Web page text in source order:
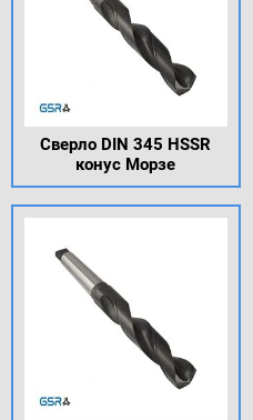
Сверло DIN 345 HSSR
конус Морзе